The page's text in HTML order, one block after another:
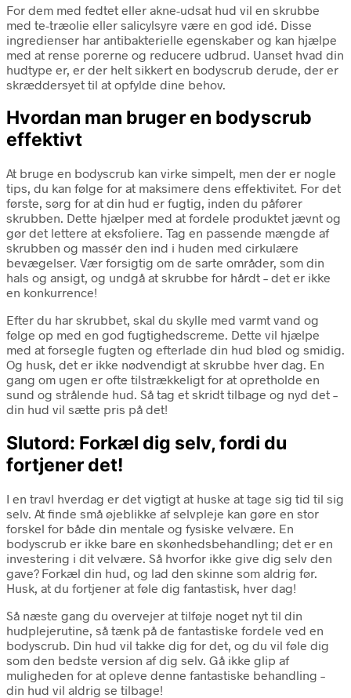
For dem med fedtet eller akne-udsat hud vil en skrubbe
med te-træolie eller salicylsyre være en god idé. Disse
ingredienser har antibakterielle egenskaber og kan hjælpe
med at rense porerne og reducere udbrud. Uanset hvad din
hudtype er, er der helt sikkert en bodyscrub derude, der er
skræddersyet til at opfylde dine behov.
Hvordan man bruger en bodyscrub
effektivt
At bruge en bodyscrub kan virke simpelt, men der er nogle
tips, du kan følge for at maksimere dens effektivitet. For det
første, sørg for at din hud er fugtig, inden du påfører
skrubben. Dette hjælper med at fordele produktet jævnt og
gør det lettere at eksfoliere. Tag en passende mængde af
skrubben og massér den ind i huden med cirkulære
bevægelser. Vær forsigtig om de sarte områder, som din
hals og ansigt, og undgå at skrubbe for hårdt – det er ikke
en konkurrence!
Efter du har skrubbet, skal du skylle med varmt vand og
følge op med en god fugtighedscreme. Dette vil hjælpe
med at forsegle fugten og efterlade din hud blød og smidig.
Og husk, det er ikke nødvendigt at skrubbe hver dag. En
gang om ugen er ofte tilstrækkeligt for at opretholde en
sund og strålende hud. Så tag et skridt tilbage og nyd det –
din hud vil sætte pris på det!
Slutord: Forkæl dig selv, fordi du
fortjener det!
I en travl hverdag er det vigtigt at huske at tage sig tid til sig
selv. At finde små øjeblikke af selvpleje kan gøre en stor
forskel for både din mentale og fysiske velvære. En
bodyscrub er ikke bare en skønhedsbehandling; det er en
investering i dit velvære. Så hvorfor ikke give dig selv den
gave? Forkæl din hud, og lad den skinne som aldrig før.
Husk, at du fortjener at føle dig fantastisk, hver dag!
Så næste gang du overvejer at tilføje noget nyt til din
hudplejerutine, så tænk på de fantastiske fordele ved en
bodyscrub. Din hud vil takke dig for det, og du vil føle dig
som den bedste version af dig selv. Gå ikke glip af
muligheden for at opleve denne fantastiske behandling –
din hud vil aldrig se tilbage!